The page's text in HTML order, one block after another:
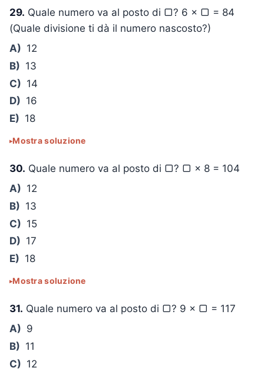
29. Quale numero va al posto di ▢? 6 × ▢ = 84
(Quale divisione ti dà il numero nascosto?)
A) 12
B) 13
C) 14
D) 16
E) 18
Mostra soluzione
30. Quale numero va al posto di ▢? ▢ × 8 = 104
A) 12
B) 13
C) 15
D) 17
E) 18
Mostra soluzione
31. Quale numero va al posto di ▢? 9 × ▢ = 117
A) 9
B) 11
C) 12